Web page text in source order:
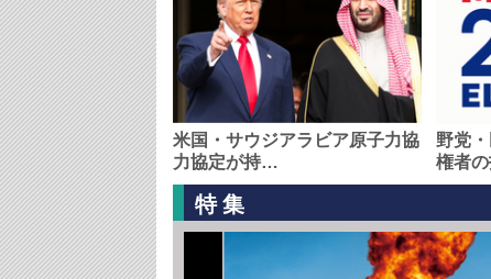
米国・サウジアラビア原子力協
力協定が持…
野党
権者
特集